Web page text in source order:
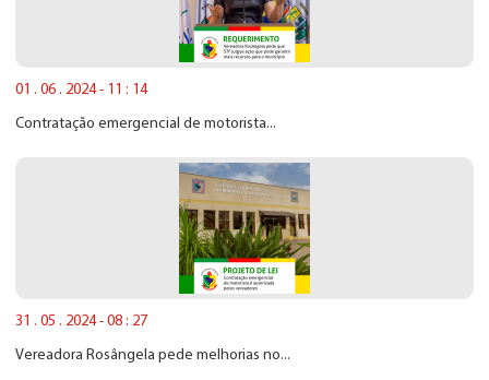
01 . 06 . 2024 - 11 : 14
Contratação emergencial de motorista...
31 . 05 . 2024 - 08 : 27
Vereadora Rosângela pede melhorias no...